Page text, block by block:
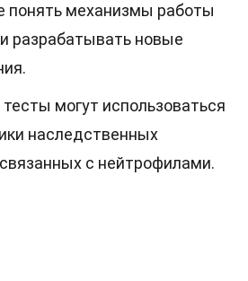
понять механизмы работы
разрабатывать новые
тесты могут использоваться
наследственных
с нейтрофилами.